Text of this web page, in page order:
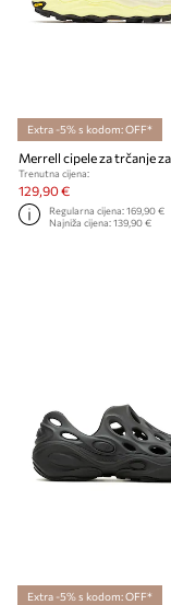
Extra -5% s kodom: OFF*
Trenutna cijena:
129,90 €
Regularna cijena:169,90 €
Najniža cijena:139,90 €
Extra -5% s kodom: OFF*